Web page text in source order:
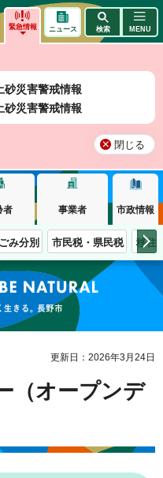
緊急情報
災害警戒情報
災害警戒情報
閉じる
ニュース 検索 MENU
者 事業者 市政情報
ごみ分別 市民税・県民税 移住
生きる。長野市
更新日：2026年3月24日
（オープンデ